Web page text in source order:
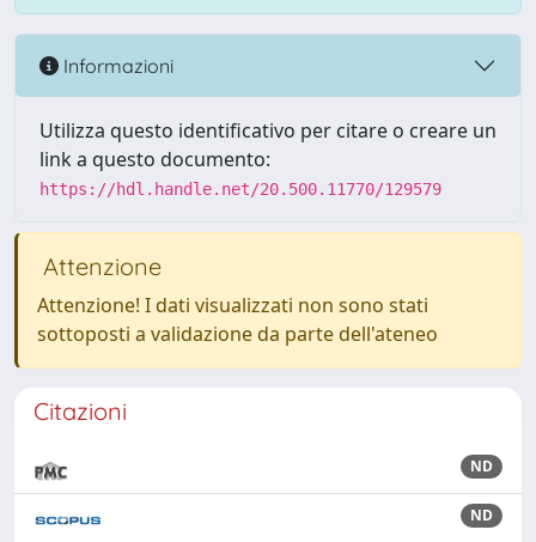
Informazioni
Utilizza questo identificativo per citare o creare un
link a questo documento:
https://hdl.handle.net/20.500.11770/129579
Attenzione
Attenzione! I dati visualizzati non sono stati
sottoposti a validazione da parte dell'ateneo
Citazioni
ND
ND